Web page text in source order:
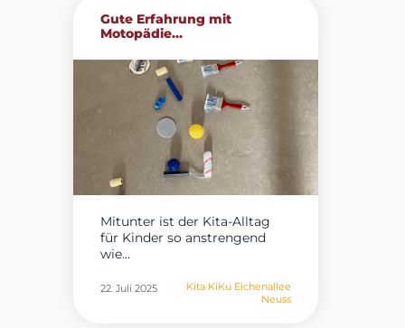
Gute Erfahrung mit
Motopädie...
Mitunter ist der Kita-Alltag
für Kinder so anstrengend
wie...
22. Juli 2025
Kita KiKu Eichenallee
Neuss